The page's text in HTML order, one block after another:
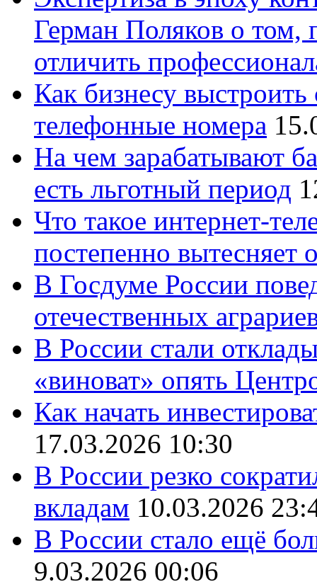
Герман Поляков о том,
отличить
Как бизнесу
телефонные номера
На чем зарабатывают
есть льготный период
Что такое интернет-
постепенно вытесняет
В Госдуме России
отечественных
В России стали
«виноват» опять
Как начать
17.03.2026 10:30
В России резко
вкладам 10.03.2026
В России стало ещё
9.03.2026 00:06